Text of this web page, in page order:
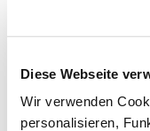
Diese Webseite
Wir verwenden
personalisieren,
sehen sind der
sowie fantasievolle
jüdischen
Besuchenden ein
und Umgebung. Bei